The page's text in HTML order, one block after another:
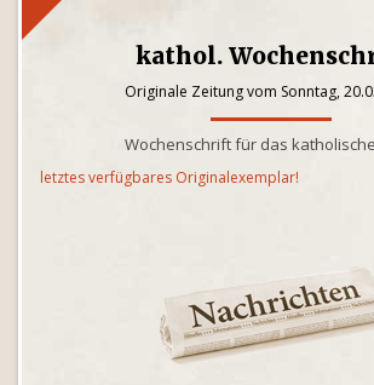
kathol.
Originale Zeitung vom Sonntag,
Wochenschrift für das
letztes verfügbares Originalexemplar!